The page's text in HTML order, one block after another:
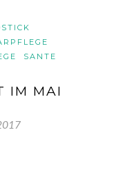
SANTE
IM MAI